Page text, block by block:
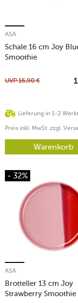
Schale 16 cm Joy
Smoothie
ASA
Lieferung in 1-2
UVP16,90 €
Preis inkl. MwSt. zzgl.
Warenkorb
- 32%
Brotteller 13 cm Joy
Strawberry Smoothie
ASA